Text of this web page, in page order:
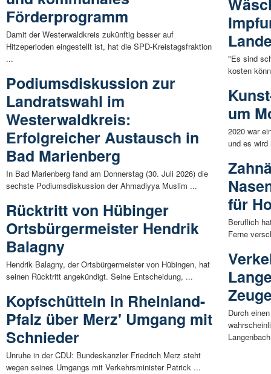
Förderprogramm
Damit der Westerwaldkreis zukünftig besser auf
Hitzeperioden eingestellt ist, hat die SPD-Kreistagsfraktion
...
Podiumsdiskussion zur
Landratswahl im
Westerwaldkreis:
Erfolgreicher Austausch in
Bad Marienberg
In Bad Marienberg fand am Donnerstag (30. Juli 2026) die
sechste Podiumsdiskussion der Ahmadiyya Muslim ...
Rücktritt von Hübinger
Ortsbürgermeister Hendrik
Balagny
Hendrik Balagny, der Ortsbürgermeister von Hübingen, hat
seinen Rücktritt angekündigt. Seine Entscheidung, ...
Kopfschütteln in Rheinland-
Pfalz über Merz' Umgang mit
Schnieder
Unruhe in der CDU: Bundeskanzler Friedrich Merz steht
wegen seines Umgangs mit Verkehrsminister Patrick ...
"Es sind
kosten
um
2020 war
und es
für
Beruflich
Ferne
Durch